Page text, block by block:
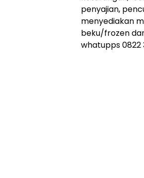
penyajian,
menyediakan
beku/frozen
whatupps 0822